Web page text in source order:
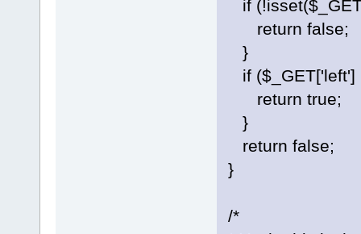
if
return false;
}
if ($_GET['left']
return true;
}
return false;
}
/*